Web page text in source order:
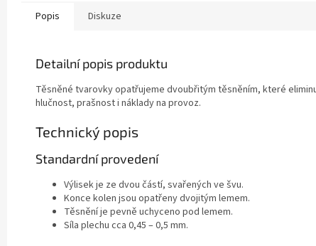
Popis Diskuze
Detailní popis produktu
Těsněné tvarovky opatřujeme dvoubřitým těsněním, které
hlučnost, prašnost i náklady na provoz.
Technický popis
Standardní provedení
Výlisek je ze dvou částí, svařených ve švu.
Konce kolen jsou opatřeny dvojitým lemem.
Těsnění je pevně uchyceno pod lemem.
Síla plechu cca 0,45 – 0,5 mm.